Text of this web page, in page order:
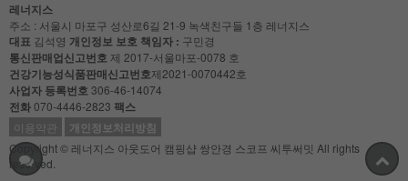
레너지스
주소 : 서울시 마포구 성산로6길 21-9 녹색친구들 1층 레너지스
대표 김석영 개인정보 보호 책임자 : 구민경
통신판매업신고번호제 2017-서울마포-0078 호
건강기능성식품판매신고번호제2021-0070442호
사업자 등록번호306-46-14074
전화070-4446-2823 팩스
이용약관 개인정보처리방침
Copyright © 레너지스 아웃도어 캠핑샵 쌍안경 스코프 씨투써밋 All rights
reserved.